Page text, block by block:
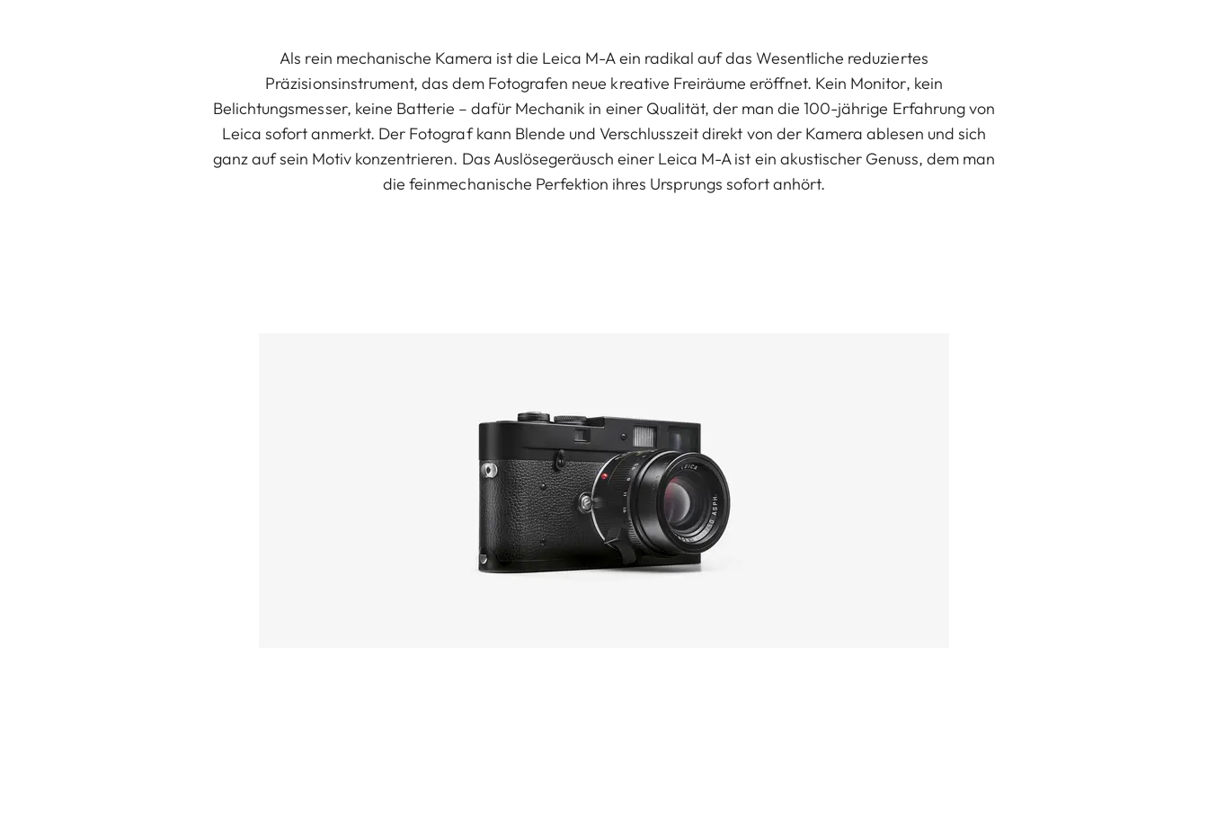
Als rein mechanische Kamera ist die Leica M-A ein radikal auf das Wesentliche reduziertes
Präzisionsinstrument, das dem Fotografen neue kreative Freiräume eröffnet. Kein Monitor, kein
Belichtungsmesser, keine Batterie – dafür Mechanik in einer Qualität, der man die 100-jährige Erfahrung von
Leica sofort anmerkt. Der Fotograf kann Blende und Verschlusszeit direkt von der Kamera ablesen und sich
ganz auf sein Motiv konzentrieren. Das Auslösegeräusch einer Leica M-A ist ein akustischer Genuss, dem man
die feinmechanische Perfektion ihres Ursprungs sofort anhört.